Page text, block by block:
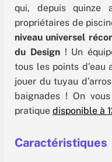
qui, depuis quinze
propriétaires de
niveau universel
du Design! Un
tous les points d’eau
jouer du tuyau
baignades ! On
pratique disponible à
Caractéristiques